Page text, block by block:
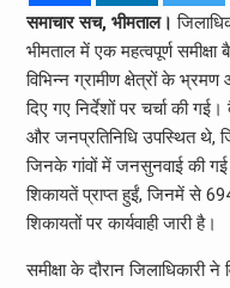
समाचार सच, भीमताल।
भीमताल में एक महत्वपूर्ण
विभिन्न ग्रामीण क्षेत्रों के
दिए गए निर्देशों पर चर्चा की
और जनप्रतिनिधि उपस्थित थे,
जिनके गांवों में जनसुनवाई की
शिकायतें प्राप्त हुईं, जिनमें से
शिकायतों पर कार्यवाही जारी है।
समीक्षा के दौरान जिलाधिकारी